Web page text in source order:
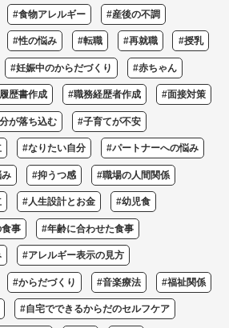
#食物アレルギー #産後の不調
#性の悩み #転職 #再就職 #授乳
#妊娠中のからだづくり #赤ちゃん
歴書作成 #職務経歴者作成 #面接対策
が落ち込む #子育てが不安
#なりたい自分 #パートナーへの悩み
#抑うつ感 #職場の人間関係
#人生設計とお金 #幼児食
事 #年齢に合わせた食事
#アレルギー表示の見方
#からだづくり #音楽療法 #福祉関係
#自宅でできるからだのセルフケア